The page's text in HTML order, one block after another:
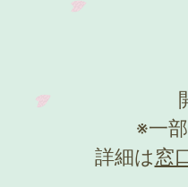
※一
詳細は窓